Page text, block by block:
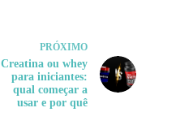
PRÓXIMO
Creatina ou whey
para iniciantes:
qual começar a
usar e por quê